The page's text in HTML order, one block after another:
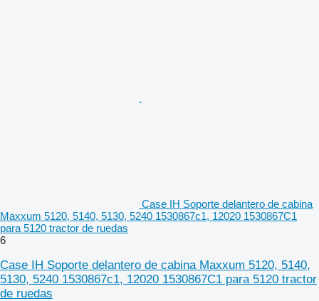
Case IH Soporte delantero de cabina
Maxxum 5120, 5140, 5130, 5240 1530867c1, 12020 1530867C1
para 5120 tractor de ruedas
6
Case IH Soporte delantero de cabina Maxxum 5120, 5140,
5130, 5240 1530867c1, 12020 1530867C1 para 5120 tractor
de ruedas